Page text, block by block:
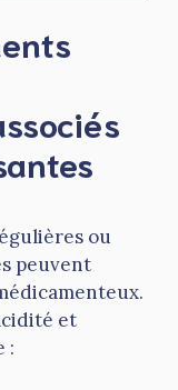
ou
peuvent
et
: